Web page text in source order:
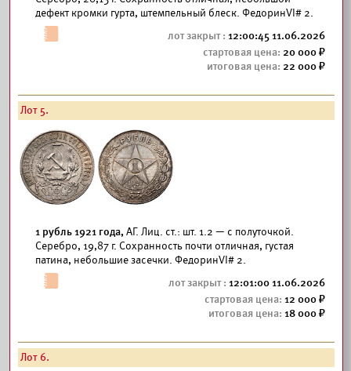
дефект кромки гурта, штемпельный блеск. ФедоринVI# 2.
12:00:45 11.06.2026
20 000
22 000
Лот 5.
1 рубль 1921 года,АГ. Лиц. ст.: шт. 1.2 — с полуточкой.
Серебро, 19,87 г. Сохранность почти отличная, густая
патина, небольшие засечки. ФедоринVI# 2.
12:01:00 11.06.2026
12 000
18 000
Лот 6.